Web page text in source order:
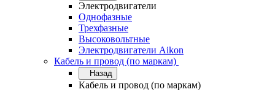
Электродвигатели
Однофазные
Трехфазные
Высоковольтные
Электродвигатели Aikon
Кабель и провод (по маркам)
Назад
Кабель и провод (по маркам)